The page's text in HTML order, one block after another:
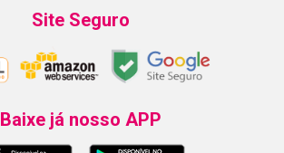
Site Seguro
Baixe já nosso APP